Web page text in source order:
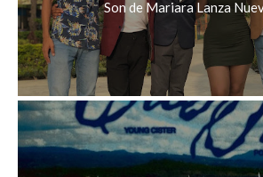
Son de Mariara Lanza